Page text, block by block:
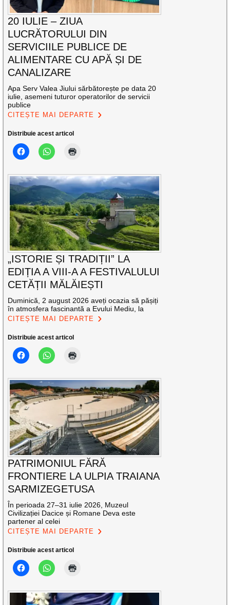
20 IULIE – ZIUA
LUCRĂTORULUI DIN
SERVICIILE PUBLICE DE
ALIMENTARE CU APĂ ȘI DE
CANALIZARE
Apa Serv Valea Jiului sărbătorește pe data 20
iulie, asemeni tuturor operatorilor de servicii
publice
CITEȘTE MAI DEPARTE
Distribuie acest articol
„ISTORIE ȘI TRADIȚII” LA
EDIȚIA A VIII-A A FESTIVALULUI
CETĂȚII MĂLĂIEȘTI
Duminică, 2 august 2026 aveți ocazia să pășiți
în atmosfera fascinantă a Evului Mediu, la
CITEȘTE MAI DEPARTE
Distribuie acest articol
PATRIMONIUL FĂRĂ
FRONTIERE LA ULPIA TRAIANA
SARMIZEGETUSA
În perioada 27–31 iulie 2026, Muzeul
Civilizației Dacice și Romane Deva este
partener al celei
CITEȘTE MAI DEPARTE
Distribuie acest articol